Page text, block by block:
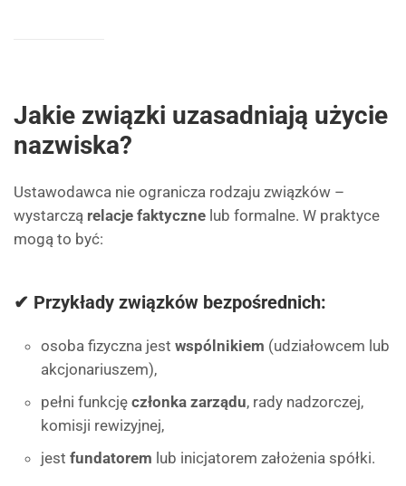
Jakie związki uzasadniają użycie
nazwiska?
Ustawodawca nie ogranicza rodzaju związków –
wystarczą relacje faktyczne lub formalne. W praktyce
mogą to być:
✔ Przykłady związków bezpośrednich:
osoba fizyczna jest wspólnikiem (udziałowcem lub
akcjonariuszem),
pełni funkcję członka zarządu, rady nadzorczej,
komisji rewizyjnej,
jest fundatorem lub inicjatorem założenia spółki.